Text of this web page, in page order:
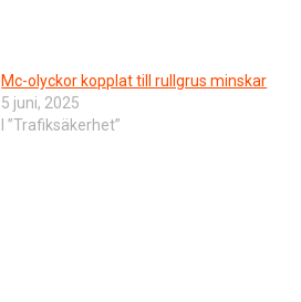
Mc-olyckor kopplat till rullgrus minskar
5 juni, 2025
I ”Trafiksäkerhet”